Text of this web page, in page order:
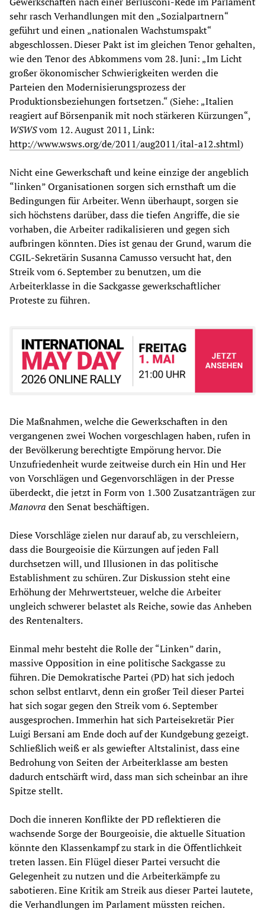
sehr rasch Verhandlungen mit den „Sozialpartnern“
geführt und einen „nationalen Wachstumspakt“
abgeschlossen. Dieser Pakt ist im gleichen Tenor gehalten,
wie den Tenor des Abkommens vom 28. Juni: „Im Licht
großer ökonomischer Schwierigkeiten werden die
Parteien den Modernisierungsprozess der
Produktionsbeziehungen fortsetzen.“ (Siehe: „Italien
reagiert auf Börsenpanik mit noch stärkeren Kürzungen“,
WSWSvom 12. August 2011, Link:
http://www.wsws.org/de/2011/aug2011/ital-a12.shtml)
Nicht eine Gewerkschaft und keine einzige der angeblich
“linken” Organisationen sorgen sich ernsthaft um die
Bedingungen für Arbeiter. Wenn überhaupt, sorgen sie
sich höchstens darüber, dass die tiefen Angriffe, die sie
vorhaben, die Arbeiter radikalisieren und gegen sich
aufbringen könnten. Dies ist genau der Grund, warum die
CGIL-Sekretärin Susanna Camusso versucht hat, den
Streik vom 6. September zu benutzen, um die
Arbeiterklasse in die Sackgasse gewerkschaftlicher
Proteste zu führen.
Die Maßnahmen, welche die Gewerkschaften in den
vergangenen zwei Wochen vorgeschlagen haben, rufen in
der Bevölkerung berechtigte Empörung hervor. Die
Unzufriedenheit wurde zeitweise durch ein Hin und Her
von Vorschlägen und Gegenvorschlägen in der Presse
überdeckt, die jetzt in Form von 1.300 Zusatzanträgen zur
Manovra den Senat beschäftigen.
Diese Vorschläge zielen nur darauf ab, zu verschleiern,
dass die Bourgeoisie die Kürzungen auf jeden Fall
durchsetzen will, und Illusionen in das politische
Establishment zu schüren. Zur Diskussion steht eine
Erhöhung der Mehrwertsteuer, welche die Arbeiter
ungleich schwerer belastet als Reiche, sowie das Anheben
des Rentenalters.
Einmal mehr besteht die Rolle der “Linken” darin,
massive Opposition in eine politische Sackgasse zu
führen. Die Demokratische Partei (PD) hat sich jedoch
schon selbst entlarvt, denn ein großer Teil dieser Partei
hat sich sogar gegen den Streik vom 6. September
ausgesprochen. Immerhin hat sich Parteisekretär Pier
Luigi Bersani am Ende doch auf der Kundgebung gezeigt.
Schließlich weiß er als gewiefter Altstalinist, dass eine
Bedrohung von Seiten der Arbeiterklasse am besten
dadurch entschärft wird, dass man sich scheinbar an ihre
Spitze stellt.
Doch die inneren Konflikte der PD reflektieren die
wachsende Sorge der Bourgeoisie, die aktuelle Situation
könnte den Klassenkampf zu stark in die Öffentlichkeit
treten lassen. Ein Flügel dieser Partei versucht die
Gelegenheit zu nutzen und die Arbeiterkämpfe zu
sabotieren. Eine Kritik am Streik aus dieser Partei lautete,
die Verhandlungen im Parlament müssten reichen.